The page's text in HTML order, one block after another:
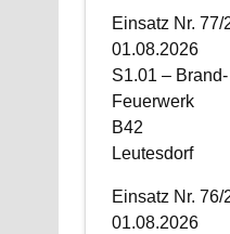
Einsatz Nr. 77/
01.08.2026
S1.01 –
Feuerwerk
B42
Leutesdorf
Einsatz Nr. 76/
01.08.2026